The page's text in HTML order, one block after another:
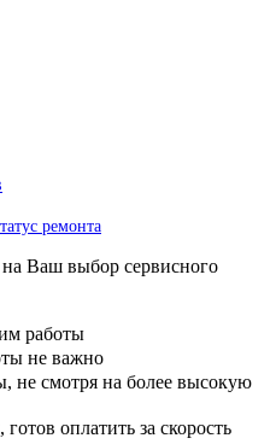
ремонта
Ваш выбор сервисного
работы
не важно
не смотря на более высокую
оплатить за скорость